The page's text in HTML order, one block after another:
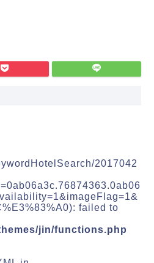
2017042
failed to
jin/functions.php